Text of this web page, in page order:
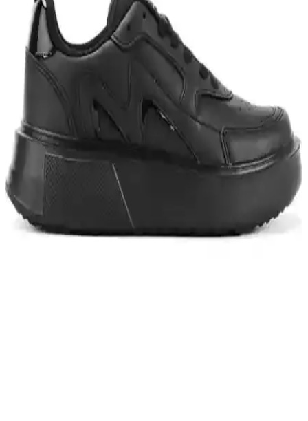
Kadın Günlük Şık ve Konforlu Sneaker: Modern
Tasarım ve Hafiflik Özelliğiyle Öne Çıkar
Günlük kullanım için tasarlanmış, hafif, şık ve rahat kadın sneaker
modeli, modern tasarımıyla aktif yaşam tarzına uygun, dayanıklı ve
kolay bakım avantajlarıyla öne çıkıyor.
Jump 28054 Siyah Beyaz Kadın Sneaker Modern
Tasarım ve Günlük Konfor İçin Uygun
Jump 28054 Siyah Beyaz kadın sneaker, modern tasarımı ve yüksek
konforuyla günlük aktivitelerinizde şıklık ve rahatlık sağlar,
dayanıklı malzemeleriyle uzun ömürlüdür.
Puma Smash 3.0 Buck ve V2 Buck Modelleri
Karşılaştırması: Tasarım, Konfor ve Dayanıklılık
Analizi